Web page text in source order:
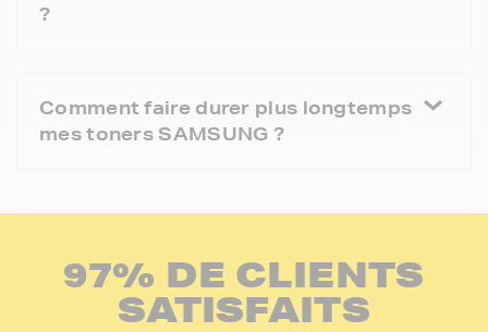
?
Comment faire durer plus longtemps
mes toners SAMSUNG ?
97% DE CLIENTS
SATISFAITS